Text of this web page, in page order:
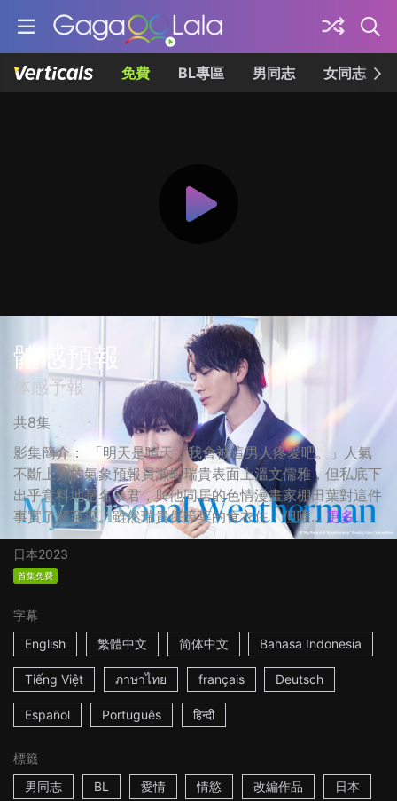
免費 BL專區 男同志 女同志
體感預報
体感予報
共8集
影集簡介： 「明天是晴天，我會被這男人疼愛吧。」人氣
不斷上升的氣象預報員瀨崎瑞貴表面上溫文儒雅，但私底下
出乎意料地是名暴君，與他同居的色情漫畫家棚田葉對這件
事實了解至深。雖然瑞貴保障葉的食衣住，但唯... 更多
日本2023
首集免費
字幕
English
繁體中文 简体中文 Bahasa Indonesia
Tiếng Việt ภาษาไทย français Deutsch
Español Português हिन्दी
標籤
男同志
BL 愛情 情慾 改編作品 日本